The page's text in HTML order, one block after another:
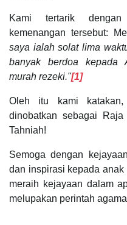
Kami tertarik
kemenangan tersebut:
saya ialah solat lima
banyak berdoa kepada
murah rezeki."[1]
Oleh itu kami katakan,
dinobatkan sebagai
Tahniah!
Semoga dengan
dan inspirasi kepada
meraih kejayaan dalam
melupakan perintah